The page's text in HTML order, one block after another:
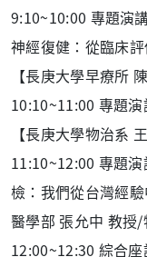
9:10~10:00 專題演
神經復健：從臨床
【長庚大學早療所
10:10~11:00 專題
【長庚大學物治系
11:10~12:00 專題
檢：我們從台灣經
醫學部 張允中 教授/
12:00~12:30 綜合座